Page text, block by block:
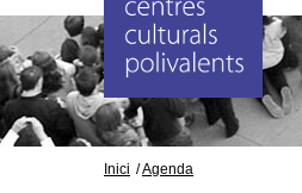
Inici Agenda